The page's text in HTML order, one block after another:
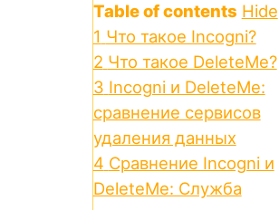
Table of contents Hide
1 Что такое Incogni?
2 Что такое DeleteMe?
3 Incogni и DeleteMe:
сравнение сервисов
удаления данных
4 Сравнение Incogni и
DeleteMe: Служба